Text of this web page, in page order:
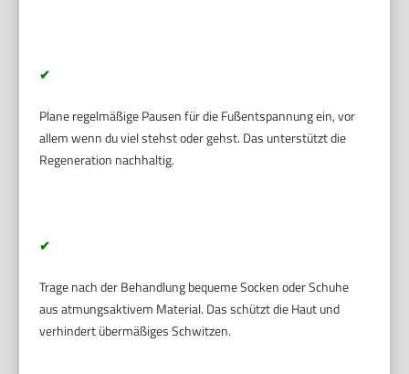
✔
Plane regelmäßige Pausen für die Fußentspannung ein, vor
allem wenn du viel stehst oder gehst. Das unterstützt die
Regeneration nachhaltig.
✔
Trage nach der Behandlung bequeme Socken oder Schuhe
aus atmungsaktivem Material. Das schützt die Haut und
verhindert übermäßiges Schwitzen.